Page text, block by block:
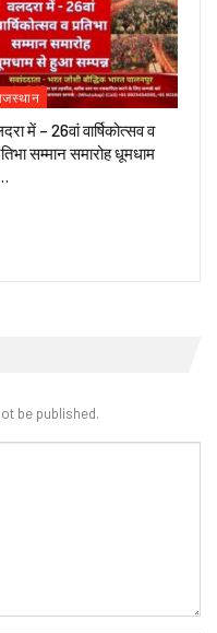
में – 26वां वार्षिकोत्सव व
सम्मान समारोह धूमधाम
be published.